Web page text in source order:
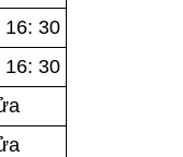
16: 30
16: 30